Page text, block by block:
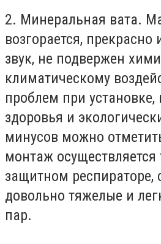
2. Минеральная вата.
возгорается, прекрасно
звук, не подвержен
климатическому
проблем при установке,
здоровья и
минусов можно
монтаж осуществляется
защитном респираторе,
довольно тяжелые и
пар.